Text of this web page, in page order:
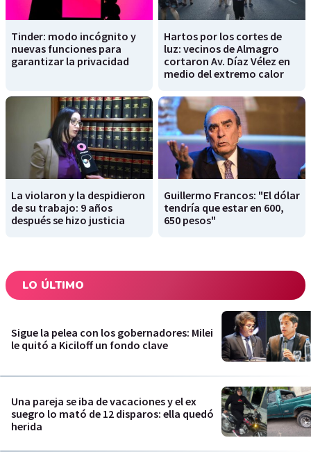
Tinder: modo incógnito y
nuevas funciones para
garantizar la privacidad
Hartos por los cortes de
luz: vecinos de Almagro
cortaron Av. Díaz Vélez en
medio del extremo calor
La violaron y la despidieron
de su trabajo: 9 años
después se hizo justicia
Guillermo Francos: "El dólar
tendría que estar en 600,
650 pesos"
LO ÚLTIMO
Sigue la pelea con los gobernadores: Milei
le quitó a Kiciloff un fondo clave
Una pareja se iba de vacaciones y el ex
suegro lo mató de 12 disparos: ella quedó
herida